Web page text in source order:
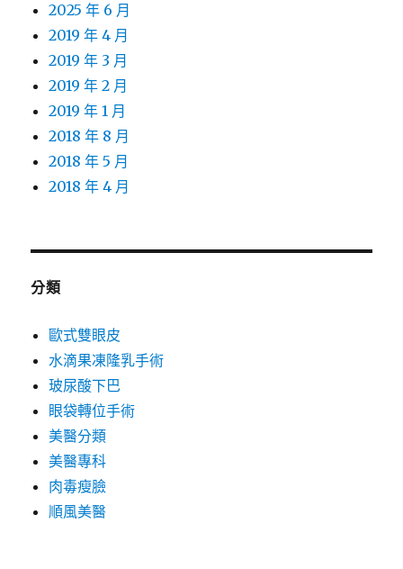
2025 年 6 月
2019 年 4 月
2019 年 3 月
2019 年 2 月
2019 年 1 月
2018 年 8 月
2018 年 5 月
2018 年 4 月
分類
歐式雙眼皮
水滴果凍隆乳手術
玻尿酸下巴
眼袋轉位手術
美醫分類
美醫專科
肉毒瘦臉
順風美醫